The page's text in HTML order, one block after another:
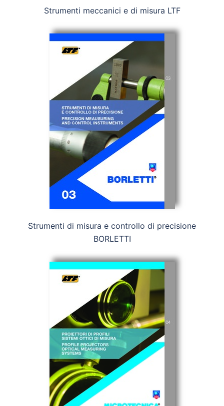
Strumenti meccanici e di misura LTF
Strumenti di misura e controllo di precisione
BORLETTI